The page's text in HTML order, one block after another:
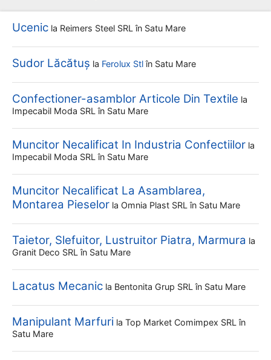
Ucenic la Reimers Steel SRL în Satu Mare
Sudor Lăcătuș la Ferolux Stl în Satu Mare
Confectioner-asamblor Articole Din Textile la
Impecabil Moda SRL în Satu Mare
Muncitor Necalificat In Industria Confectiilor la
Impecabil Moda SRL în Satu Mare
Muncitor Necalificat La Asamblarea,
Montarea Pieselor la Omnia Plast SRL în Satu Mare
Taietor, Slefuitor, Lustruitor Piatra, Marmura la
Granit Deco SRL în Satu Mare
Lacatus Mecanic la Bentonita Grup SRL în Satu Mare
Manipulant Marfuri la Top Market Comimpex SRL în
Satu Mare